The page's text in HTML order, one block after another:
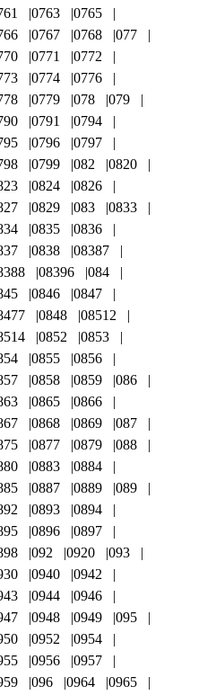
0763
0765
0767 0768
077
0771
0772
0774
0776
0779 078
079
0791
0794
0796
0797
0799 082
0820
0824
0826
0829 083
0833
0835
0836
0838
08387
08396
084
0846
0847
0848
08512
0852
0853
0855
0856
0858 0859
086
0865
0866
0868 0869
087
0877 0879
088
0883
0884
0887 0889
089
0893
0894
0896
0897
092 0920
093
0940
0942
0944
0946
0948 0949
095
0952
0954
0956
0957
096 0964
0965